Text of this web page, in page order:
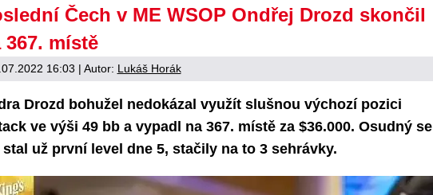
Čech v ME WSOP Ondřej Drozd skončil
367. místě
16:03 | Autor: Lukáš Horák
Drozd bohužel nedokázal využít slušnou výchozí pozici
ve výši 49 bb a vypadl na 367. místě za $36.000. Osudný se
stal už první level dne 5, stačily na to 3 sehrávky.